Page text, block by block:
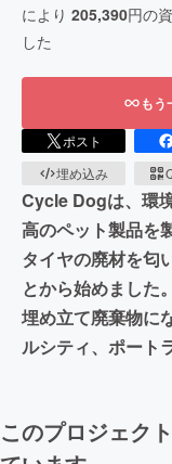
により 205,390円の
した
もう
ポスト
埋め込み
Cycle Dogは、環
高のペット製品を
タイヤの廃材を匂
とから始めました
埋め立て廃棄物に
ルシティ、ポート
このプロジェク